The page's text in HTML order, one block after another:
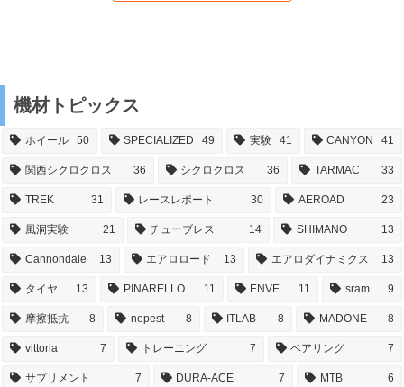
機材トピックス
ホイール 50 SPECIALIZED 49 実験 41 CANYON 41
関西シクロクロス 36 シクロクロス 36 TARMAC 33
TREK 31 レースレポート 30 AEROAD 23
風洞実験 21 チューブレス 14 SHIMANO 13
Cannondale 13 エアロロード 13 エアロダイナミクス 13
タイヤ 13 PINARELLO 11 ENVE 11 sram 9
摩擦抵抗 8 nepest 8 ITLAB 8 MADONE 8
vittoria 7 トレーニング 7 ベアリング 7
サプリメント 7 DURA-ACE 7 MTB 6